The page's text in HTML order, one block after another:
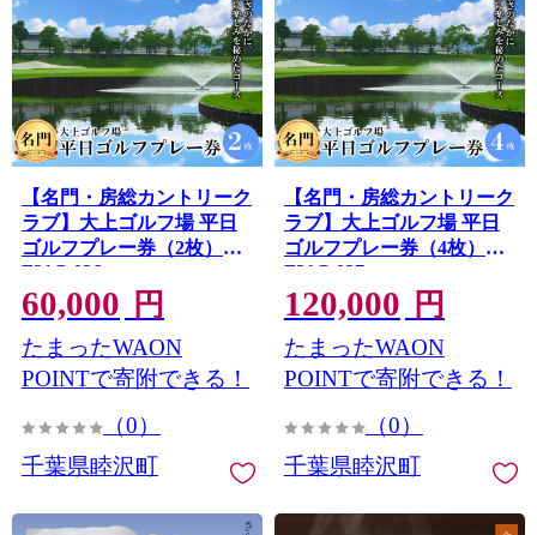
【名門・房総カントリーク
ラブ】大上ゴルフ場 平日
ゴルフプレー券（2枚）
F21G-026
60,000 円
たまったWAON
POINTで寄附できる！
（0）
千葉県睦沢町
【名門・房総カントリーク
ラブ】大上ゴルフ場 平日
ゴルフプレー券（4枚）
F21G-027
120,000 円
たまったWAON
POINTで寄附できる！
（0）
千葉県睦沢町